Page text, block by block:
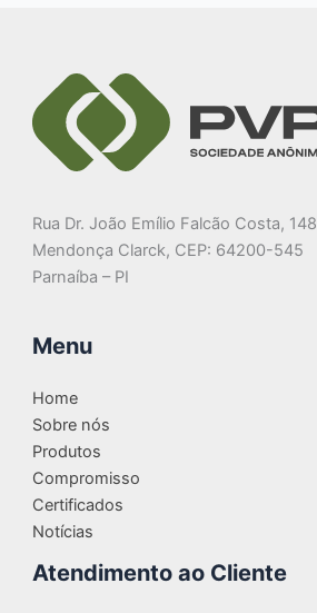
Rua Dr. João Emílio Falcão Costa, 148
Mendonça Clarck, CEP: 64200-545
Parnaíba – PI
Menu
Home
Sobre nós
Produtos
Compromisso
Certificados
Notícias
Atendimento ao Cliente